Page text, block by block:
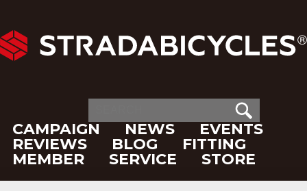
CAMPAIGN NEWS
EVENTS
REVIEWS
BLOG
FITTING
MEMBER
SERVICE STORE